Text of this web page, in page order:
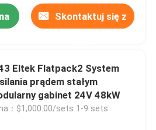
Skontaktuj się z
Eltek Flatpack2 System
prądem stałym
gabinet 24V 48kW
：$1,000.00/sets 1-9 sets